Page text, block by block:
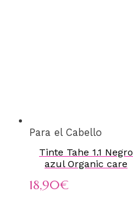
Para el Cabello
Tinte Tahe 1.1 Negro
azul Organic care
18,90€